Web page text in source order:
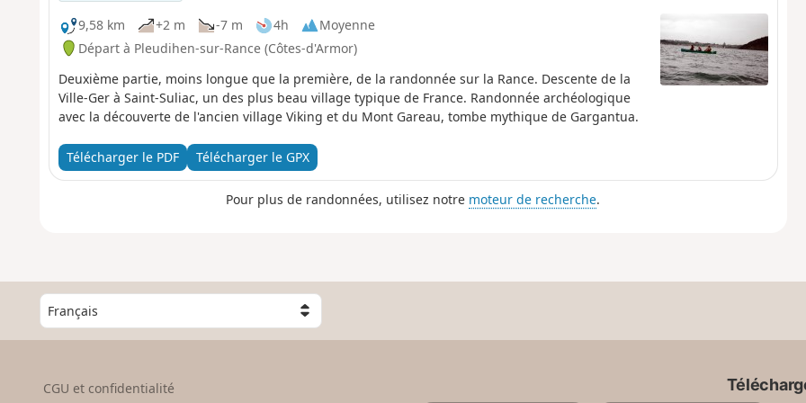
9,58 km
+2 m -7 m 4h
Moyenne
Départ à Pleudihen-sur-Rance (Côtes-d'Armor)
Deuxième partie, moins longue que la première, de la randonnée sur la Rance. Descente de la
Ville-Ger à Saint-Suliac, un des plus beau village typique de France. Randonnée archéologique
avec la découverte de l'ancien village Viking et du Mont Gareau, tombe mythique de Gargantua.
Télécharger le PDF Télécharger le GPX
Pour plus de randonnées, utilisez notre moteur de recherche.
C
h
o
CGU et confidentialité